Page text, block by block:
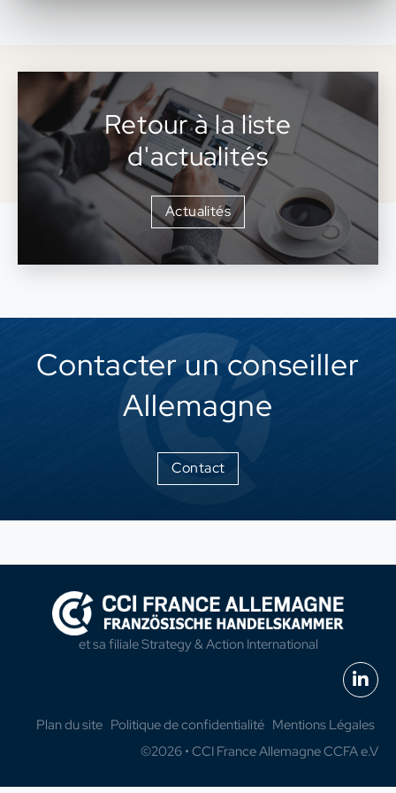
Retour à la liste
d'actualités
Actualités
Contacter un conseiller
Allemagne
Contact
et sa filialeStrategy & Action International
Plan du site Politique de confidentialité Mentions Légales
©2026 • CCI France Allemagne CCFA e.V